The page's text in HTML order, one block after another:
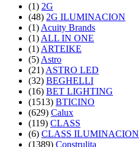
(1) 2G
(48) 2G ILUMINACION
(1) Acuity Brands
(1) ALL IN ONE
(1) ARTEIKE
(5) Astro
(21) ASTRO LED
(32) BEGHELLI
(16) BET LIGHTING
(1513) BTICINO
(629) Calux
(119) CLASS
(6) CLASS ILUMINACION
(1389) Construlita